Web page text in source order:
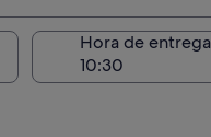
Hora de entrega